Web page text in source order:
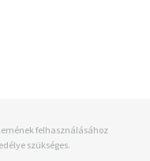
felhasználásához
szükséges.